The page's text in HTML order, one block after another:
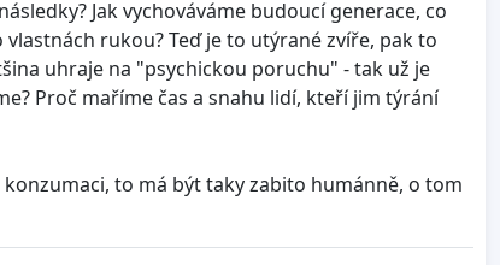
Jak vychováváme budoucí generace, co
rukou? Teď je to utýrané zvíře, pak to
uhraje na "psychickou poruchu" - tak už je
Proč maříme čas a snahu lidí, kteří jim týrání
to má být taky zabito humánně, o tom